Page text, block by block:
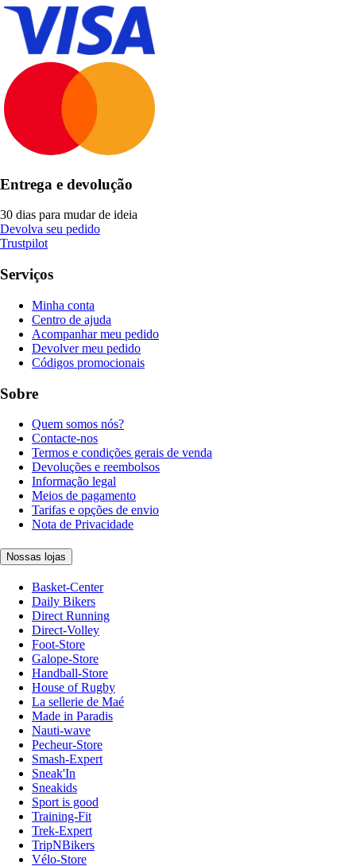
Entrega e devolução
30 dias para mudar de ideia
Devolva seu pedido
Trustpilot
Serviços
Minha conta
Centro de ajuda
Acompanhar meu pedido
Devolver meu pedido
Códigos promocionais
Sobre
Quem somos nós?
Contacte-nos
Termos e condições gerais de venda
Devoluções e reembolsos
Informação legal
Meios de pagamento
Tarifas e opções de envio
Nota de Privacidade
Nossas lojas
Basket-Center
Daily Bikers
Direct Running
Direct-Volley
Foot-Store
Galope-Store
Handball-Store
House of Rugby
La sellerie de Maé
Made in Paradis
Nauti-wave
Pecheur-Store
Smash-Expert
Sneak'In
Sneakids
Sport is good
Training-Fit
Trek-Expert
TripNBikers
Vélo-Store